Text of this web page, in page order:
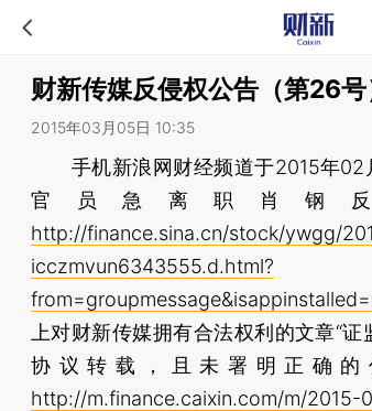
财新传媒反侵权公告（第26号
2015年03月05日 10:35
手机新浪网财经频道于2015年02
官员急离职肖钢
http://finance.sina.cn/stock/ywgg/
icczmvun6343555.d.html?
上对财新传媒拥有合法权利的文章“
协议转载，且未署明正确的
http://m.finance.caixin.com/m/2015-